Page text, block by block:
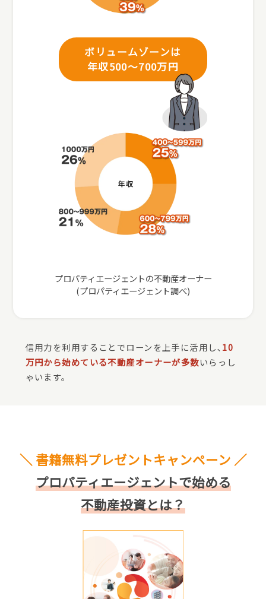
ボリュームゾーンは
年収500～700万円
プロパティエージェントの不動産オーナー
(プロパティエージェント調べ)
信用力を利用することでローンを上手に活用し､ 10
万円から始めている不動産オーナーが多数いらっし
ゃいます。
＼ 書籍無料プレゼントキャンペーン ／
プロパティエージェントで始める
不動産投資とは？